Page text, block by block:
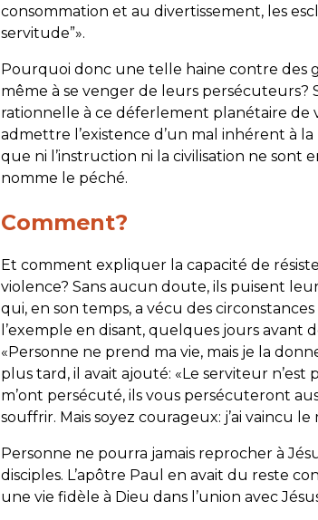
consommation et au divertissement, les
servitude”».
Pourquoi donc une telle haine contre des
même à se venger de leurs persécuteurs?
rationnelle à ce déferlement planétaire de
admettre l’existence d’un mal inhérent à
que ni l’instruction ni la civilisation ne sont
nomme le péché.
Comment?
Et comment expliquer la capacité de
violence? Sans aucun doute, ils puisent
qui, en son temps, a vécu des
l’exemple en disant, quelques jours avant
«Personne ne prend ma vie, mais je la
plus tard, il avait ajouté: «Le serviteur n’est
m’ont persécuté, ils vous persécuteront
souffrir. Mais soyez courageux: j’ai vaincu
Personne ne pourra jamais reprocher à
disciples. L’apôtre Paul en avait du reste
une vie fidèle à Dieu dans l’union avec